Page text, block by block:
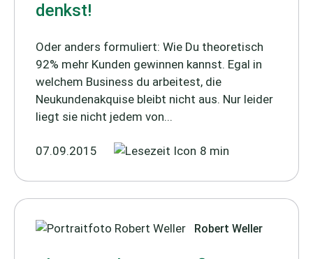
denkst!
Oder anders formuliert: Wie Du theoretisch
92% mehr Kunden gewinnen kannst. Egal in
welchem Business du arbeitest, die
Neukundenakquise bleibt nicht aus. Nur leider
liegt sie nicht jedem von...
07.09.2015 8 min
Robert Weller